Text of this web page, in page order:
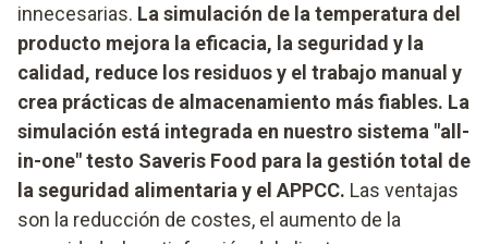
innecesarias. La simulación de la temperatura del
producto mejora la eficacia, la seguridad y la
calidad, reduce los residuos y el trabajo manual y
crea prácticas de almacenamiento más fiables. La
simulación está integrada en nuestro sistema "all-
in-one" testo Saveris Food para la gestión total de
la seguridad alimentaria y el APPCC. Las ventajas
son la reducción de costes, el aumento de la